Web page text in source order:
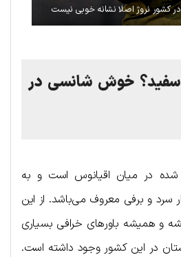
کشور نروژ اصلا نشانه خوبی نیست
سفید؟ خوش شانسی در
در میان اقیانوس است و به
سرد و برفی معروف می‌باشد. از این
و همیشه باورهای خرافی بسیاری
در این کشور وجود داشته است.